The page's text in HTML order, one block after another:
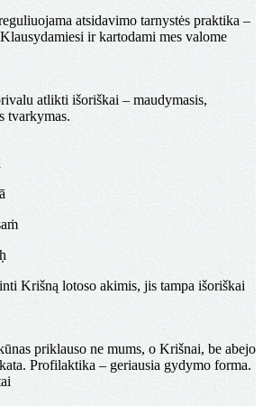
atsidavimo tarnystės praktika –
ir kartodami mes valome
atlikti išoriškai – maudymasis,
tvarkymas.
Krišną lotoso akimis, jis tampa išoriškai
priklauso ne mums, o Krišnai, be abejo
Profilaktika – geriausia gydymo forma.